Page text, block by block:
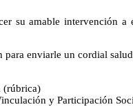
su amable intervención
para enviarle un cordial
(rúbrica)
y Participación